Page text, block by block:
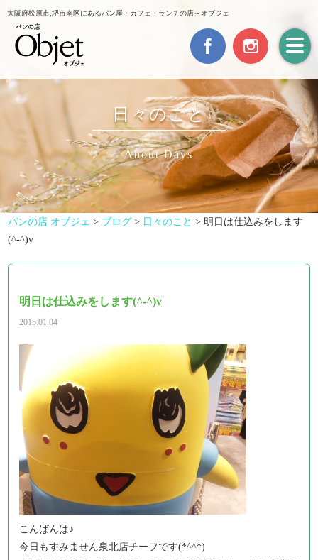
大阪府松原市,堺市南区にあるパン屋・カフェ・ランチの店～オブジェ
日々のこと
About Days
パンの店 オブジェ > ブログ > 日々のこと > 明日は仕込みをします
(^-^)v
明日は仕込みをします(^-^)v
2015.01.04
こんばんは♪
今日もすみません泉北店チーフです(*^^*)